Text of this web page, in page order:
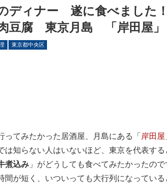
ディナー 遂に食べました
豆腐 東京月島 「岸田屋」
東京都中央区
ってみたかった居酒屋、月島にある「 岸田屋
は知らない人はいないほど、東京を代表す
煮込み 」がどうしても食べてみたかったので
間が短く、いついっても大行列になってい